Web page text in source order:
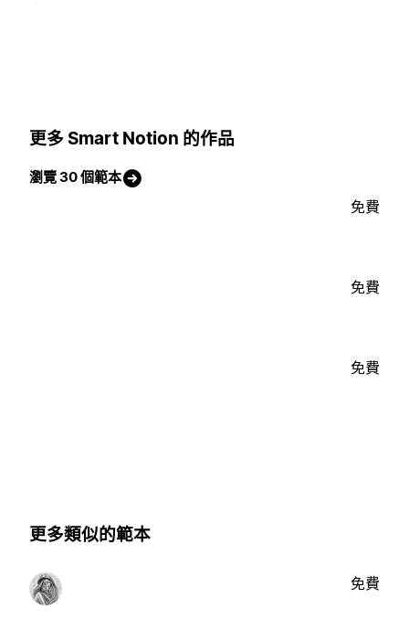
更多 Smart Notion 的作品
瀏覽 30 個範本
免費
免費
免費
更多類似的範本
免費